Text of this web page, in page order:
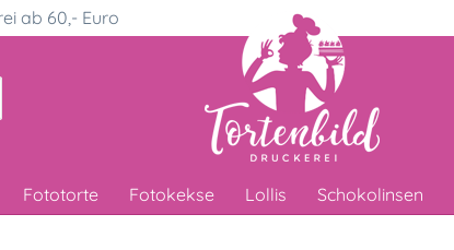
ab 60,- Euro
Fototorte Fotokekse Lollis Schokolinsen